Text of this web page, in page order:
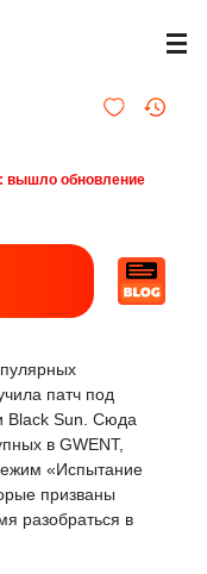
вышло обновление
патч под
Black Sun. Сюда
в GWENT,
«Испытание
призваны
разобраться в